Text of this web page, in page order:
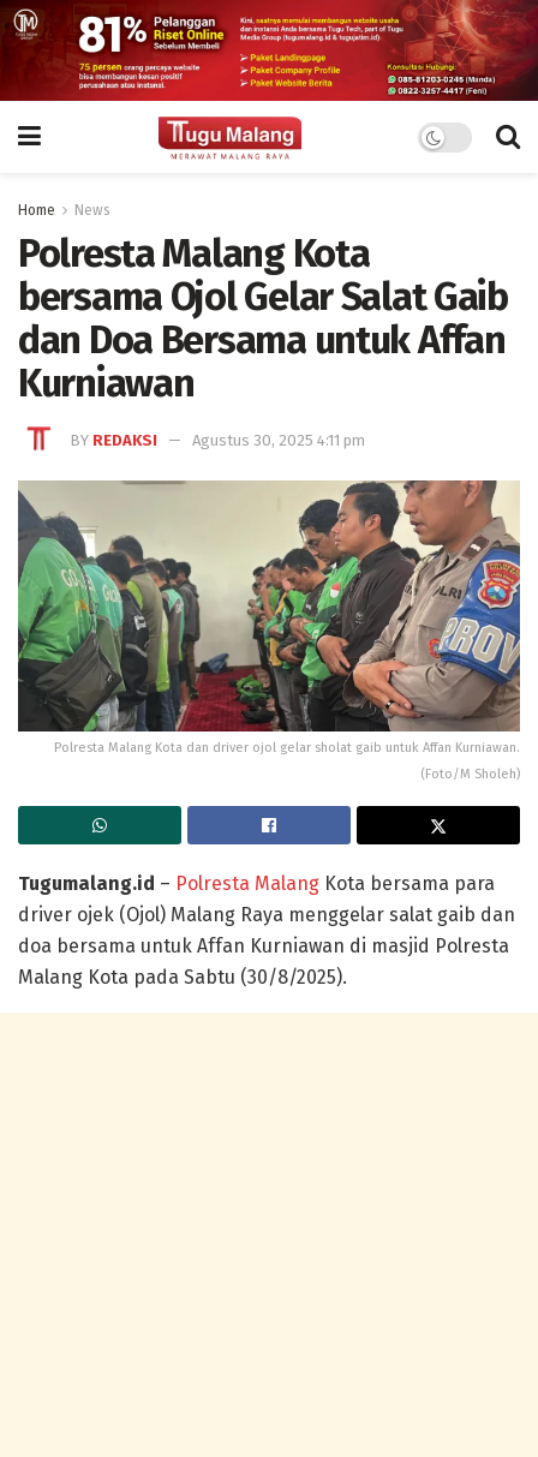
Home News
Polresta Malang Kota
bersama Ojol Gelar Salat Gaib
dan Doa Bersama untuk Affan
Kurniawan
BY REDAKSI Agustus 30, 2025 4:11 pm
Polresta Malang Kota dan driver ojol gelar sholat gaib untuk Affan Kurniawan.
(Foto/M Sholeh)
Tugumalang.id – Polresta Malang Kota bersama para
driver ojek (Ojol) Malang Raya menggelar salat gaib dan
doa bersama untuk Affan Kurniawan di masjid Polresta
Malang Kota pada Sabtu (30/8/2025).